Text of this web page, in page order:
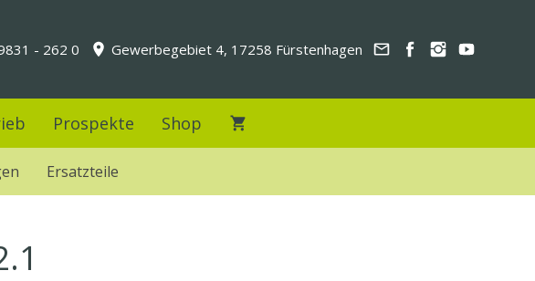
- 262 0 Gewerbegebiet 4, 17258 Fürstenhagen
Prospekte Shop
Ersatzteile